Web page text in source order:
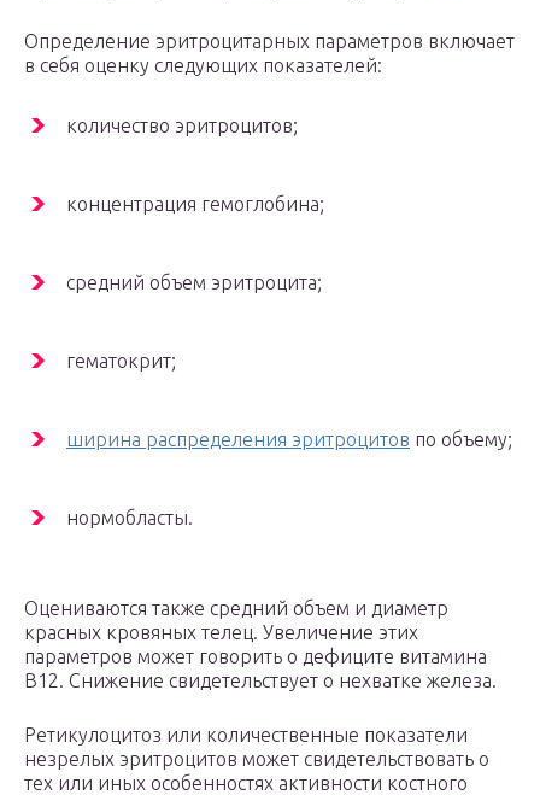
Определение эритроцитарных параметров включает
в себя оценку следующих показателей:
количество эритроцитов;
концентрация гемоглобина;
средний объем эритроцита;
гематокрит;
ширина распределения эритроцитов по объему;
нормобласты.
Оцениваются также средний объем и диаметр
красных кровяных телец. Увеличение этих
параметров может говорить о дефиците витамина
В12. Снижение свидетельствует о нехватке железа.
Ретикулоцитоз или количественные показатели
незрелых эритроцитов может свидетельствовать о
тех или иных особенностях активности костного